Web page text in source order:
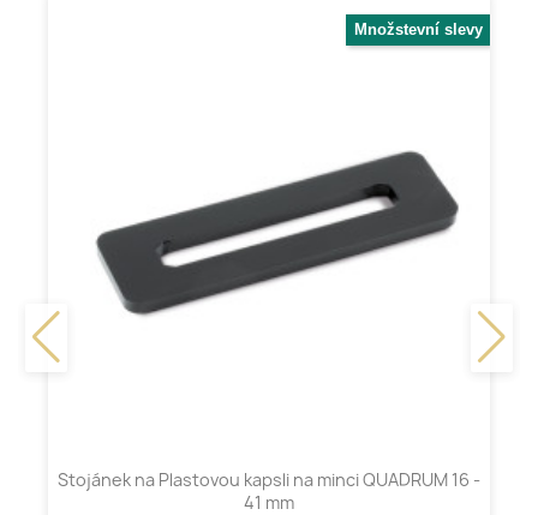
Množstevní slevy
Stojánek na Plastovou kapsli na minci QUADRUM 16 -
41 mm